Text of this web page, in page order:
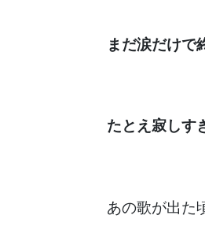
まだ涙だけで
たとえ寂しす
あの歌が出た